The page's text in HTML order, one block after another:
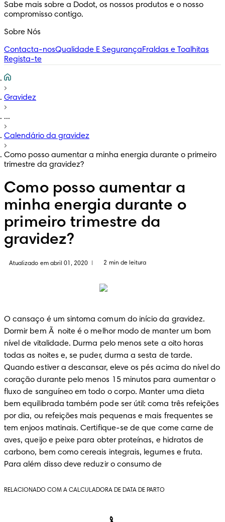
Sabe mais sobre a Dodot, os nossos produtos e o nosso
compromisso contigo.
Sobre Nós
Contacta-nosQualidade E SegurançaFraldas e Toalhitas
Regista-te
Gravidez
...
Calendário da gravidez
Como posso aumentar a minha energia durante o primeiro
trimestre da gravidez?
Como posso aumentar a
minha energia durante o
primeiro trimestre da
gravidez?
Atualizado em abril 01, 2020 2 min de leitura
O cansaço é um sintoma comum do início da gravidez.
Dormir bem Ã  noite é o melhor modo de manter um bom
nível de vitalidade. Durma pelo menos sete a oito horas
todas as noites e, se puder, durma a sesta de tarde.
Quando estiver a descansar, eleve os pés acima do nível do
coração durante pelo menos 15 minutos para aumentar o
fluxo de sanguíneo em todo o corpo. Manter uma dieta
bem equilibrada também pode ser útil: coma três refeições
por dia, ou refeições mais pequenas e mais frequentes se
tem enjoos matinais. Certifique-se de que come carne de
aves, queijo e peixe para obter proteínas, e hidratos de
carbono, bem como cereais integrais, legumes e fruta.
Para além disso deve reduzir o consumo de
RELACIONADO COM A CALCULADORA DE DATA DE PARTO